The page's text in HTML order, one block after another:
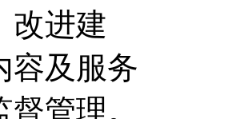
改进建
容及服务
督管理。